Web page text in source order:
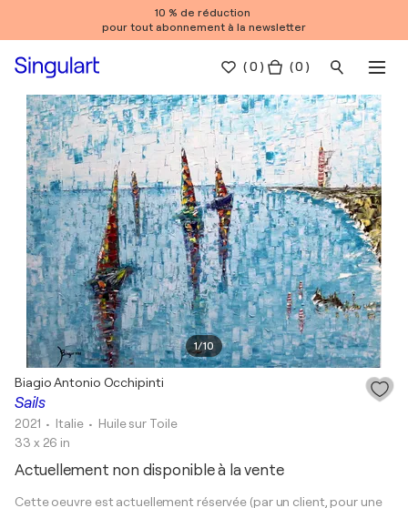
10 % de réduction
pour tout abonnement à la newsletter
(0 ) ( 0 )
1/10
Sails
Biagio Antonio Occhipinti
2021 • Italie • Huile sur Toile
33 x 26 in
Actuellement non disponible à la vente
Cette oeuvre est actuellement réservée (par un client, pour une